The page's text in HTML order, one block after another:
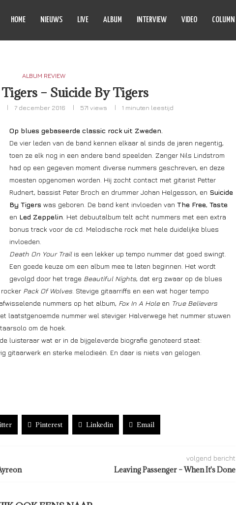
HOME NIEUWS LIVE ALBUM INTERVIEW VIDEO COLUMN
ALBUM REVIEW
– Suicide By Tigers
7 december 2016 571 views 1 minuten leestijd
Op blues gebaseerde classic rock uit Zweden.
De vier leden van de band kennen elkaar al sinds de jaren negentig,
toen ze elk nog in een andere band speelden. Zanger Nils Lindstrom
had op een gegeven moment diverse nummers geschreven, en deze
moesten opgenomen worden. Hij zocht contact met gitarist Petter
Rudnert, bassist Peter Broch en drummer Johan Helgesson, en Suicide
By Tigers was geboren. De band kent invloeden van The Free, Taste
en Led Zeppelin . Het debuutalbum telt acht nummers met een extra
bonus track voor de cd. Melodische rock met hele duidelijke blues
invloeden.
Death On Your Trailis een lekker up tempo nummer dat goed swingt.
Een goede keuze om een album mee te laten beginnen. Het wordt
gevolgd door het trage Beautiful Nights, dat erg zwaar op de blues
Pack Of Wolves . Stevige gitaarriffs en een wat hoger tempo
nummers op het album, Fox In A Holeen True Believers
laatstgenoemde nummer wel steviger. Halverwege het nummer stuwen
om de hoek.
luisteraar wat er in de bijgeleverde biografie genoteerd staat:
gitaarwerk en sterke melodieën. En daar is niets van gelogen.
Pinterest Linkedin Email
volgend bericht
Leaving Passenger – When It's Done